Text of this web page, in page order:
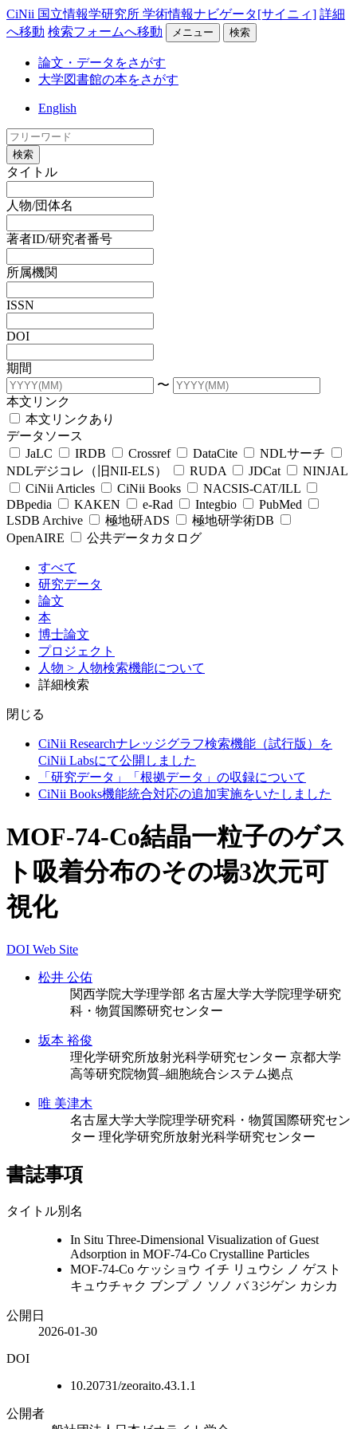
CiNii 国立情報学研究所 学術情報ナビゲータ[サイニィ] 詳細
へ移動 検索フォームへ移動 メニュー 検索
論文・データをさがす
大学図書館の本をさがす
English
検索
タイトル
人物/団体名
著者ID/研究者番号
所属機関
ISSN
DOI
期間
〜
本文リンク
本文リンクあり
データソース
JaLC
IRDB Crossref DataCite
NDLサーチ
NDLデジコレ（旧NII-ELS）
RUDA JDCat
NINJAL
CiNii Articles
CiNii Books
NACSIS-CAT/ILL
DBpedia
KAKEN e-Rad Integbio
PubMed
LSDB Archive
極地研ADS
極地研学術DB
OpenAIRE
公共データカタログ
すべて
研究データ
論文
本
博士論文
プロジェクト
人物 > 人物検索機能について
詳細検索
閉じる
CiNii Researchナレッジグラフ検索機能（試行版）を
CiNii Labsにて公開しました
「研究データ」「根拠データ」の収録について
CiNii Books機能統合対応の追加実施をいたしました
MOF-74-Co結晶一粒子のゲス
ト吸着分布のその場3次元可
視化
DOI Web Site
松井 公佑
関西学院大学理学部 名古屋大学大学院理学研究
科・物質国際研究センター
坂本 裕俊
理化学研究所放射光科学研究センター 京都大学
高等研究院物質–細胞統合システム拠点
唯 美津木
名古屋大学大学院理学研究科・物質国際研究セン
ター 理化学研究所放射光科学研究センター
書誌事項
タイトル別名
In Situ Three-Dimensional Visualization of Guest
Adsorption in MOF-74-Co Crystalline Particles
MOF-74-Co ケッショウ イチ リュウシ ノ ゲスト
キュウチャク ブンプ ノ ソノ バ 3ジゲン カシカ
公開日
2026-01-30
DOI
10.20731/zeoraito.43.1.1
公開者